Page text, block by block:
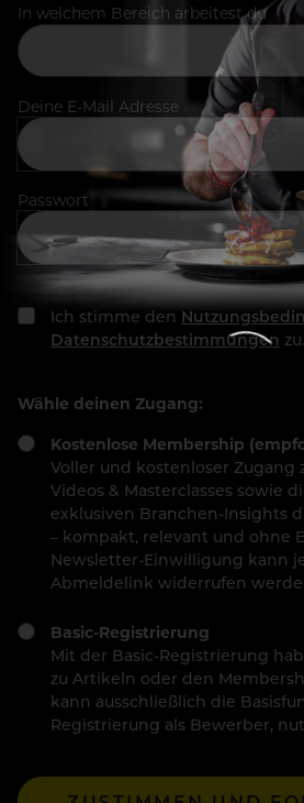
In welchem Bereich arbeitest du
Deine E-Mail Adresse
Passwort
Ich stimme den
Datenschutzbestimmungen zu.
Wähle deinen Zugang:
Kostenlose Membership
Voller und kostenloser Zugang
Videos & Masterclasses sowie
exklusiven Branchen-Insights
– kompakt, relevant und ohne
Newsletter-Einwilligung kann
Abmeldelink widerrufen
Basic-Registrierung
Mit der Basic-Registrierung
zu Artikeln oder den
kann ausschließlich die
Registrierung als Bewerber,